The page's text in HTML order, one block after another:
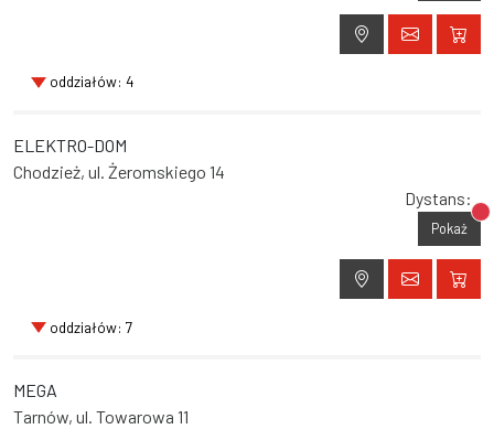
oddziałów: 4
ELEKTRO-DOM
Chodzież, ul. Żeromskiego 14
Dystans:
Pokaż
oddziałów: 7
MEGA
Tarnów, ul. Towarowa 11